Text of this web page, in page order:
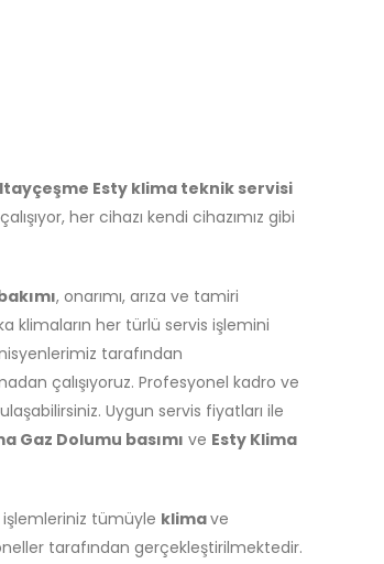
Esty klima teknik servisi
her cihazı kendi cihazımız gibi
, onarımı, arıza ve tamiri
klimaların her türlü servis işlemini
tarafından
çalışıyoruz. Profesyonel kadro ve
Uygun servis fiyatları ile
Gaz Dolumu basımı ve Esty Klima
işlemleriniz tümüyle klimave
tarafından gerçekleştirilmektedir.